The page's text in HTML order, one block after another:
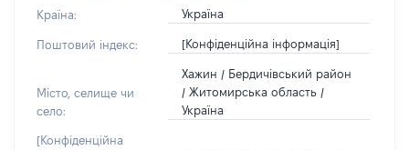
Країна: Україна
Поштовий індекс: [Конфіденційна інформація]
Місто, селище чи
село:
Хажин / Бердичівський район
/ Житомирська область /
Україна
[Конфіденційна